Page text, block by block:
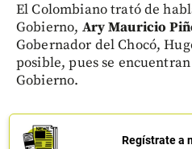
El Colombiano trató de
Gobierno, Ary Mauricio
Gobernador del Chocó,
posible, pues se
Gobierno.
Regístrate a